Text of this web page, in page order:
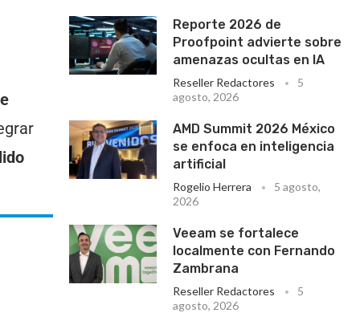
Reporte 2026 de
Proofpoint advierte sobre
amenazas ocultas en IA
Reseller Redactores
5
agosto, 2026
AMD Summit 2026 México
se enfoca en inteligencia
artificial
Rogelio Herrera
5 agosto,
2026
Veeam se fortalece
localmente con Fernando
Zambrana
Reseller Redactores
5
agosto, 2026